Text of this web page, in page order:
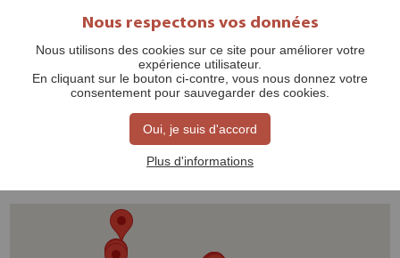
COMMERCES DE BOUCHE
ZOEKEN PER CATEGORIE
Nous respectons vos données
Nous utilisons des cookies sur ce site pour améliorer votre
expérience utilisateur.
En cliquant sur le bouton ci-contre, vous nous donnez votre
consentement pour sauvegarder des cookies.
Oui, je suis d'accord
Plus d'informations